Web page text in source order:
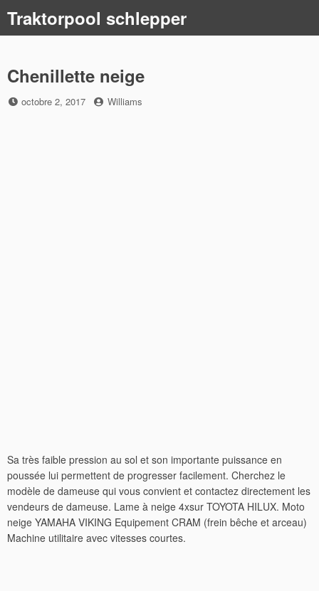
content
Traktorpool schlepper
Chenillette neige
Posted
octobre 2, 2017 by
Williams
Sa très faible pression au sol et son importante puissance en
poussée lui permettent de progresser facilement. Cherchez le
modèle de dameuse qui vous convient et contactez directement les
vendeurs de dameuse. Lame à neige 4xsur TOYOTA HILUX. Moto
neige YAMAHA VIKING Equipement CRAM (frein bêche et arceau)
Machine utilitaire avec vitesses courtes.